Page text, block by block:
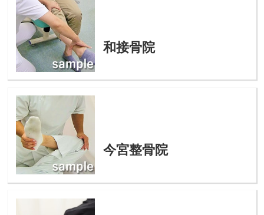
和接骨院
今宮整骨院